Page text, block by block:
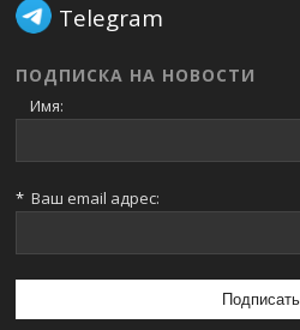
Telegram
ПОДПИСКА НА НОВОСТИ
Имя:
* Ваш email адрес: